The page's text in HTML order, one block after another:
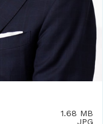
1.68 MB
JPG